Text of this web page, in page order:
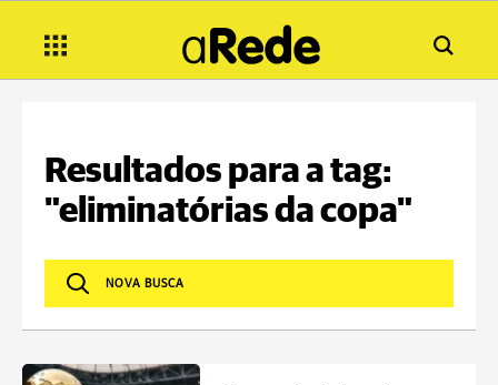
Resultados para a tag:
"eliminatórias da copa"